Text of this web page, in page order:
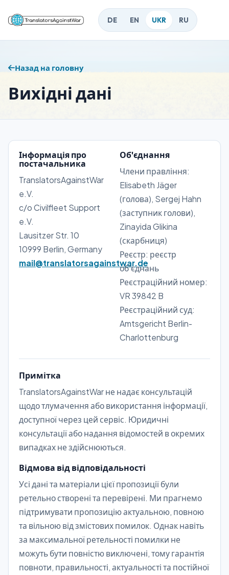
DE EN UKR RU
Назад на головну
Вихідні дані
Інформація про
постачальника
TranslatorsAgainstWar
e.V.
c/o Civilfleet Support
e.V.
Lausitzer Str. 10
10999 Berlin, Germany
mail@translatorsagainstwar.de
Об'єднання
Члени правління:
Elisabeth Jäger
(голова), Sergej Hahn
(заступник голови),
Zinayida Glikina
(скарбниця)
Реєстр: реєстр
об'єднань
Реєстраційний номер:
VR 39842 B
Реєстраційний суд:
Amtsgericht Berlin-
Charlottenburg
Примітка
TranslatorsAgainstWar не надає консультацій
щодо тлумачення або використання інформації,
доступної через цей сервіс. Юридичні
консультації або надання відомостей в окремих
випадках не здійснюються.
Відмова від відповідальності
Усі дані та матеріали цієї пропозиції були
ретельно створені та перевірені. Ми прагнемо
підтримувати пропозицію актуальною, повною
та вільною від змістових помилок. Однак навіть
за максимальної ретельності помилки не
можуть бути повністю виключені, тому гарантія
повноти, правильності, актуальності та постійної